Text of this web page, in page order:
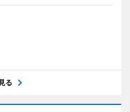
る